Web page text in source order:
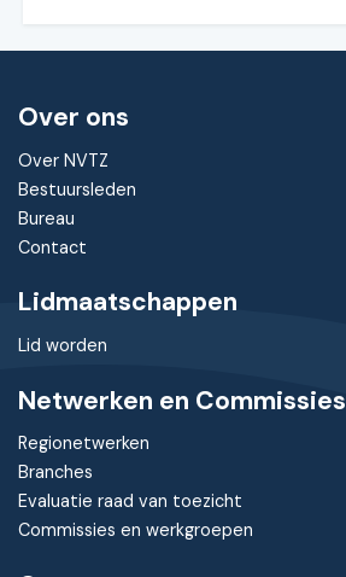
Over ons
Over NVTZ
Bestuursleden
Bureau
Contact
Lidmaatschappen
Lid worden
Netwerken en Commissies
Regionetwerken
Branches
Evaluatie raad van toezicht
Commissies en werkgroepen